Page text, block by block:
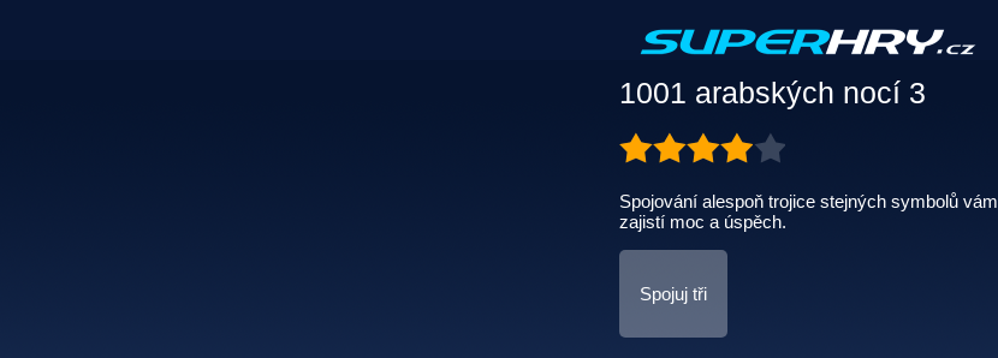
1001 arabských nocí 3
Spojování alespoň trojice stejných symbolů vám
zajistí moc a úspěch.
Spojuj tři